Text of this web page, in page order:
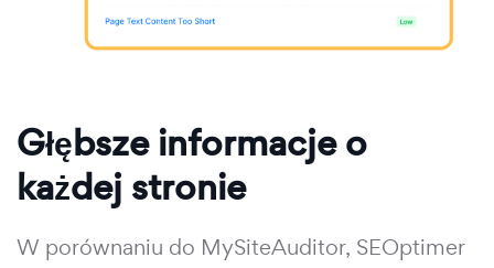
Głębsze informacje o
każdej stronie
W porównaniu do MySiteAuditor, SEOptimer